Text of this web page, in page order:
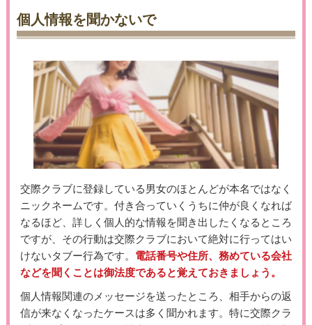
個人情報を聞かないで
交際クラブに登録している男女のほとんどが本名ではなく
ニックネームです。付き合っていくうちに仲が良くなれば
なるほど、詳しく個人的な情報を聞き出したくなるところ
ですが、その行動は交際クラブにおいて絶対に行ってはい
けないタブー行為です。 電話番号や住所、務めている会社
などを聞くことは御法度であると覚えておきましょう。
個人情報関連のメッセージを送ったところ、相手からの返
信が来なくなったケースは多く聞かれます。特に交際クラ